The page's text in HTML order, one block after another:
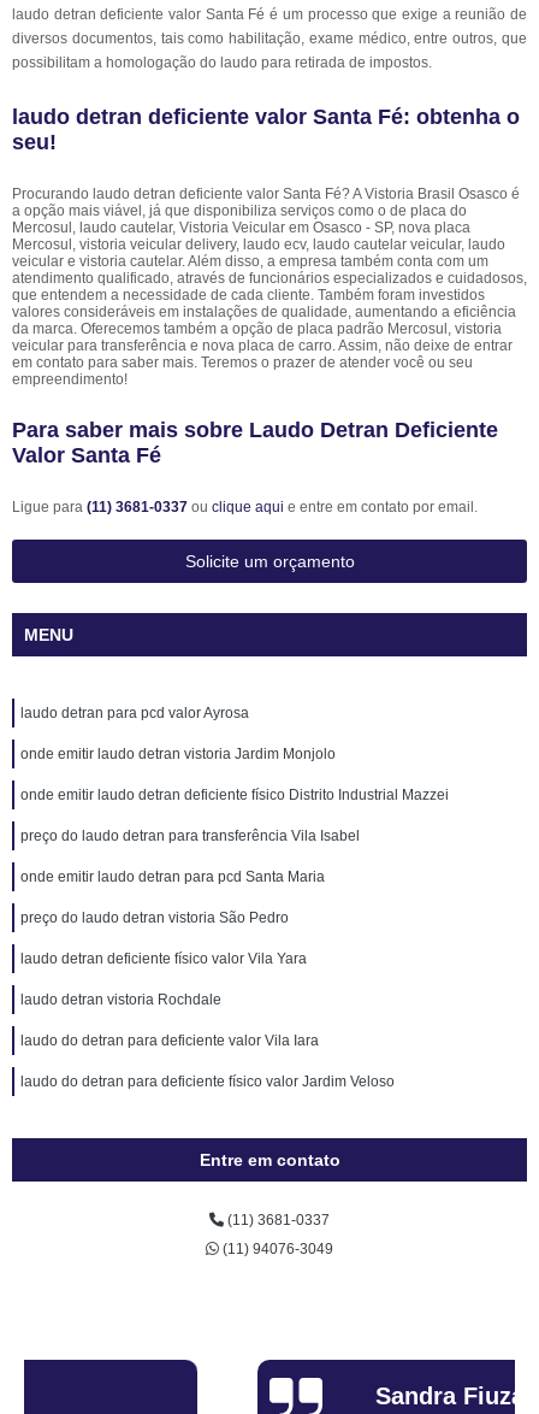
laudo detran deficiente valor Santa Fé é um processo que exige a reunião de
diversos documentos, tais como habilitação, exame médico, entre outros, que
possibilitam a homologação do laudo para retirada de impostos.
laudo detran deficiente valor Santa Fé: obtenha o
seu!
Procurando laudo detran deficiente valor Santa Fé? A Vistoria Brasil Osasco é
a opção mais viável, já que disponibiliza serviços como o de placa do
Mercosul, laudo cautelar, Vistoria Veicular em Osasco - SP, nova placa
Mercosul, vistoria veicular delivery, laudo ecv, laudo cautelar veicular, laudo
veicular e vistoria cautelar. Além disso, a empresa também conta com um
atendimento qualificado, através de funcionários especializados e cuidadosos,
que entendem a necessidade de cada cliente. Também foram investidos
valores consideráveis em instalações de qualidade, aumentando a eficiência
da marca. Oferecemos também a opção de placa padrão Mercosul, vistoria
veicular para transferência e nova placa de carro. Assim, não deixe de entrar
em contato para saber mais. Teremos o prazer de atender você ou seu
empreendimento!
Para saber mais sobre Laudo Detran Deficiente
Valor Santa Fé
Ligue para (11) 3681-0337 ou clique aqui e entre em contato por email.
Solicite um orçamento
MENU
laudo detran para pcd valor Ayrosa
onde emitir laudo detran vistoria Jardim Monjolo
onde emitir laudo detran deficiente físico Distrito Industrial Mazzei
preço do laudo detran para transferência Vila Isabel
onde emitir laudo detran para pcd Santa Maria
preço do laudo detran vistoria São Pedro
laudo detran deficiente físico valor Vila Yara
laudo detran vistoria Rochdale
laudo do detran para deficiente valor Vila Iara
laudo do detran para deficiente físico valor Jardim Veloso
Entre em contato
(11) 3681-0337
(11) 94076-3049
Sandra Fiuza